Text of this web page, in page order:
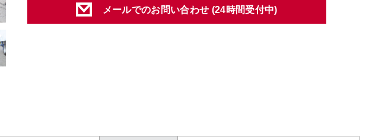
メールでのお問い合わせ (24時間受付中)